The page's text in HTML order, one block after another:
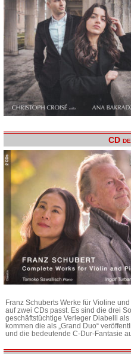
CD
Franz Schuberts Werke für Violine
auf zwei CDs passt. Es sind die drei
geschäftstüchtige Verleger Diabelli
kommen die als „Grand Duo“
und die bedeutende C-Dur-Fantasie